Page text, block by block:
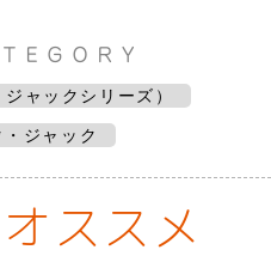
ャックシリーズ）
ジャック
ススメ